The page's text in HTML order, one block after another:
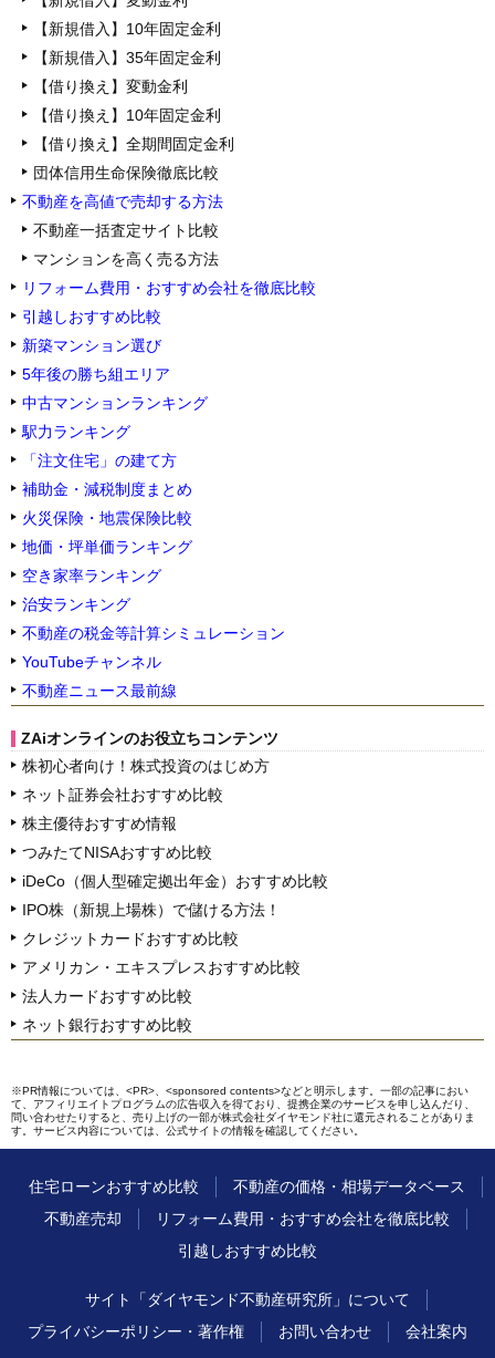
【新規借入】10年固定金利
【新規借入】35年固定金利
【借り換え】変動金利
【借り換え】10年固定金利
【借り換え】全期間固定金利
団体信用生命保険徹底比較
不動産を高値で売却する方法
不動産一括査定サイト比較
マンションを高く売る方法
リフォーム費用・おすすめ会社を徹底比較
引越しおすすめ比較
新築マンション選び
5年後の勝ち組エリア
中古マンションランキング
駅力ランキング
「注文住宅」の建て方
補助金・減税制度まとめ
火災保険・地震保険比較
地価・坪単価ランキング
空き家率ランキング
治安ランキング
不動産の税金等計算シミュレーション
YouTubeチャンネル
不動産ニュース最前線
ZAiオンラインのお役立ちコンテンツ
株初心者向け！株式投資のはじめ方
ネット証券会社おすすめ比較
株主優待おすすめ情報
つみたてNISAおすすめ比較
iDeCo（個人型確定拠出年金）おすすめ比較
IPO株（新規上場株）で儲ける方法！
クレジットカードおすすめ比較
アメリカン・エキスプレスおすすめ比較
法人カードおすすめ比較
ネット銀行おすすめ比較
※PR情報については、<PR>、<sponsored contents>などと明示します。一部の記事におい
て、アフィリエイトプログラムの広告収入を得ており、提携企業のサービスを申し込んだり、
問い合わせたりすると、売り上げの一部が株式会社ダイヤモンド社に還元されることがありま
す。サービス内容については、公式サイトの情報を確認してください。
住宅ローンおすすめ比較
不動産の価格・相場データベース
不動産売却
リフォーム費用・おすすめ会社を徹底比較
引越しおすすめ比較
サイト「ダイヤモンド不動産研究所」について
プライバシーポリシー・著作権
お問い合わせ 会社案内